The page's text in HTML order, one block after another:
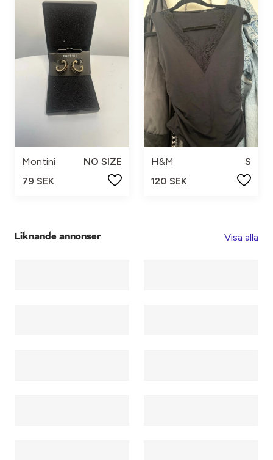
Montini
NO SIZE
79 SEK
H&M
S
120 SEK
Liknande annonser Visa alla